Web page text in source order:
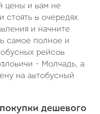
цены и вам не
стоять в очередях.
и начните
самое полное и
рейсов
- Молчадь, а
на автобусный
дешевого